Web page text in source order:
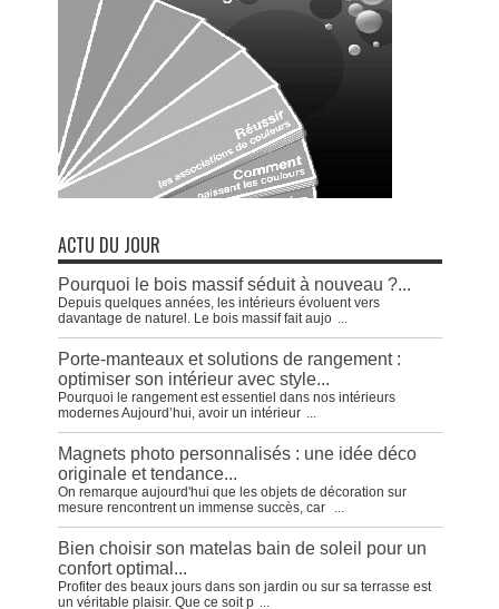
ACTU DU JOUR
Pourquoi le bois massif séduit à nouveau ?...
Depuis quelques années, les intérieurs évoluent vers
davantage de naturel. Le bois massif fait aujo ...
Porte-manteaux et solutions de rangement :
optimiser son intérieur avec style...
Pourquoi le rangement est essentiel dans nos intérieurs
modernes Aujourd’hui, avoir un intérieur ...
Magnets photo personnalisés : une idée déco
originale et tendance...
On remarque aujourd'hui que les objets de décoration sur
mesure rencontrent un immense succès, car
...
Bien choisir son matelas bain de soleil pour un
confort optimal...
Profiter des beaux jours dans son jardin ou sur sa terrasse est
un véritable plaisir. Que ce soit p ...